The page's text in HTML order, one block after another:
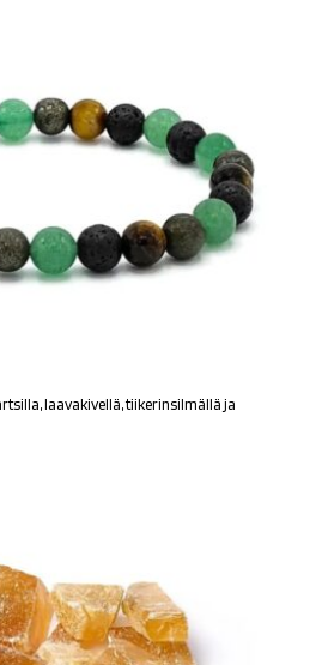
laavakivellä, tiikerinsilmällä ja